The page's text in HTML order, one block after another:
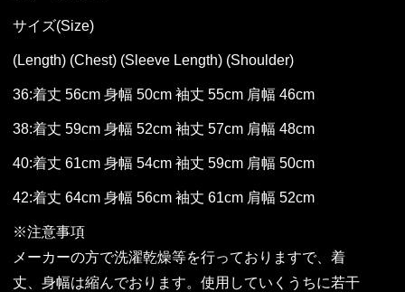
サイズ(Size)
(Length) (Chest) (Sleeve Length) (Shoulder)
36:着丈 56cm 身幅 50cm 袖丈 55cm 肩幅 46cm
38:着丈 59cm 身幅 52cm 袖丈 57cm 肩幅 48cm
40:着丈 61cm 身幅 54cm 袖丈 59cm 肩幅 50cm
42:着丈 64cm 身幅 56cm 袖丈 61cm 肩幅 52cm
※注意事項
メーカーの方で洗濯乾燥等を行っておりますで、着
丈、身幅は縮んでおります。使用していくうちに若干